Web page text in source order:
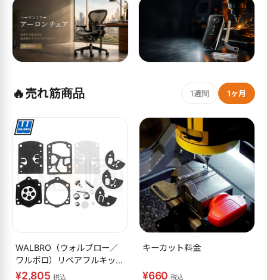
🔥売れ筋商品 1週間 1ヶ月
WALBRO（ウォルブロー／
ワルボロ）リペアフルキット
K10-WB
¥2,805 税込
キーカット料金
¥660税込